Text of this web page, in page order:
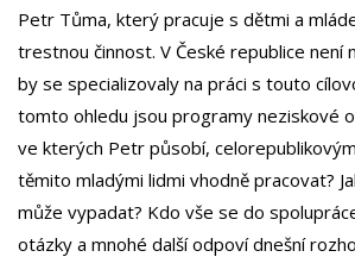
Petr Tůma, který pracuje s dětmi a
trestnou činnost. V České republice není
by se specializovaly na práci s touto
tomto ohledu jsou programy neziskové
ve kterých Petr působí,
těmito mladými lidmi vhodně pracovat?
může vypadat? Kdo vše se do
otázky a mnohé další odpoví dnešní